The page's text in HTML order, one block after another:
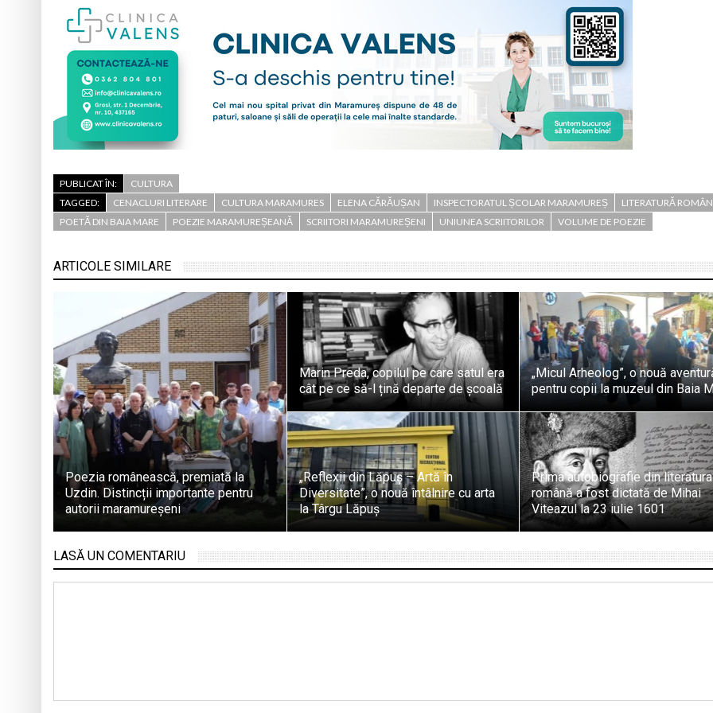
PUBLICAT ÎN:
CULTURA
TAGGED:
CENACLURI LITERARE CULTURA MARAMURES ELENA CĂRĂUȘAN INSPECTORATUL ȘCOLAR MARAMUREȘ
LITERATURĂ
POETĂ DIN BAIA MARE
POEZIE MARAMUREȘEANĂ SCRIITORI MARAMUREȘENI UNIUNEA SCRIITORILOR VOLUME DE POEZIE
ARTICOLE SIMILARE
Poezia românească, premiată la
Uzdin. Distincții importante pentru
autorii maramureșeni
Marin Preda, copilul pe care satul era
cât pe ce să-l țină departe de școală
„Micul Arheolog”, o nouă
pentru copii la muzeul din Baia
„Reflexii din Lăpuș – Artă în
Diversitate”, o nouă întâlnire cu arta
la Târgu Lăpuș
Prima autobiografie din literatura
română a fost dictată de Mihai
Viteazul la 23 iulie 1601
LASĂ UN COMENTARIU